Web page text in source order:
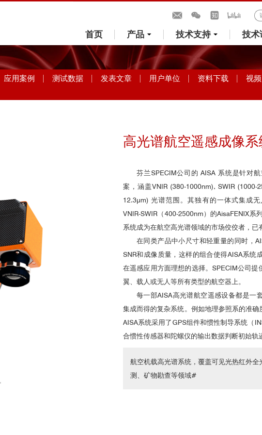
首页 产品 技术支持 技术
应用案例 测试数据 发表文章 用户单位 资料下载 视频
高光谱航空遥感成像系
芬兰SPECIM公司的 AISA 系统是针对
案，涵盖VNIR (380-1000nm), SWIR
12.3μm) 光谱范围。其独有的一体式集成
VNIR-SWIR（400-2500nm）的AisaFENIX系
系统成为在航空高光谱领域的市场佼佼者，已
在同类产品中小尺寸和轻重量的同时，
SNR和成像质量 ，这样的组合使得AISA系统
在遥感应用方面理想的选择。 SPECIM公司提
翼、载人或无人等所有类型的航空器上。
每一部AISA高光谱航空遥感设备都是一
集成而得的复杂系统。例如地理参照系的准确
AISA系统采用了GPS组件和惯性制导系统（
合惯性传感器和陀螺仪的输出数据判断初始轨
航空机载高光谱系统，覆盖可见光热红外
测、矿物勘查等领域#